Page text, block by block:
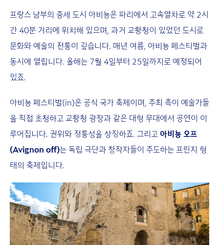
프랑스 남부의 중세 도시 아비뇽은 파리에서 고속열차로 약 2시
간 40분 거리에 위치해 있으며, 과거 교황청이 있었던 도시로
문화와 예술의 전통이 깊습니다. 매년 여름, 아비뇽 페스티벌과
동시에 열립니다. 올해는 7월 4일부터 25일까지로 예정되어
있죠.
아비뇽 페스티벌(in)은 공식 국가 축제이며, 주최 측이 예술가들
을 직접 초청하고 교황청 광장과 같은 대형 무대에서 공연이 이
루어집니다. 권위와 정통성을 상징하죠. 그리고 아비뇽 오프
(Avignon off)는 독립 극단과 창작자들이 주도하는 프린지 형
태의 축제입니다.